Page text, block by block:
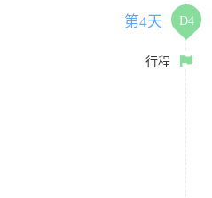
第4天 D4
行程